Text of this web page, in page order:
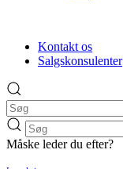
Kontakt os
Salgskonsulenter
Måske leder du efter?